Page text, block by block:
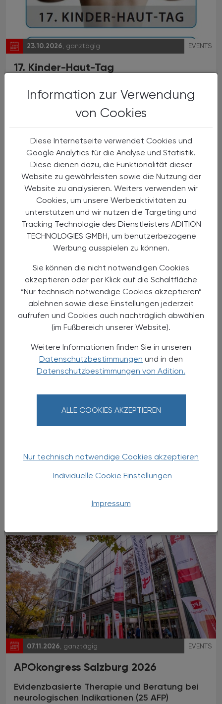
Information zur Verwendung
von Cookies
Diese Internetseite verwendet Cookies und
Google Analytics für die Analyse und Statistik.
Diese dienen dazu, die Funktionalität dieser
Website zu gewährleisten sowie die Nutzung der
Website zu analysieren. Weiters verwenden wir
Cookies, um unsere Werbeaktivitäten zu
unterstützen und wir nutzen die Targeting und
Tracking Technologie des Dienstleisters ADITION
TECHNOLOGIES GMBH, um benutzerbezogene
Werbung ausspielen zu können.
Sie können die nicht notwendigen Cookies
akzeptieren oder per Klick auf die Schaltfläche
“Nur technisch notwendige Cookies akzeptieren”
ablehnen sowie diese Einstellungen jederzeit
aufrufen und Cookies auch nachträglich abwählen
(im Fußbereich unserer Website).
Weitere Informationen finden Sie in unseren
Datenschutzbestimmungen und in den
Datenschutzbestimmungen von Adition.
ALLE COOKIES AKZEPTIEREN
Nur technisch notwendige Cookies akzeptieren
Individuelle Cookie Einstellungen
Impressum
23.10.2026, ganztägig EVENTS
17. Kinder-Haut-Tag
28.10.2026 , 9.00 bis 17.00 Uhr
Effektive Kommunikation in der
Apotheke - Führen nach dem Husky
Prinzip
Seminar (12 AFP)
28. Jahrestagung der ÖGPB
Jahrestagung der Österreichischen
Biologische Psychiatrie
07.11.2026 , ganztägig EVENTS
APOkongress Salzburg 2026
Evidenzbasierte Therapie und Beratung bei
neurologischen Indikationen (25 AFP)